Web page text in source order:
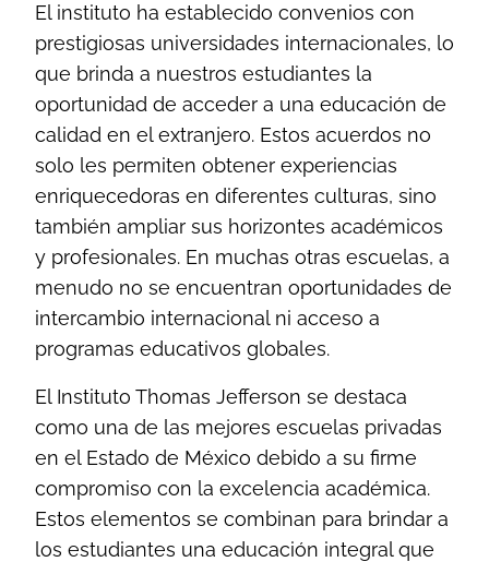
El instituto ha establecido convenios con
prestigiosas universidades internacionales, lo
que brinda a nuestros estudiantes la
oportunidad de acceder a una educación de
calidad en el extranjero. Estos acuerdos no
solo les permiten obtener experiencias
enriquecedoras en diferentes culturas, sino
también ampliar sus horizontes académicos
y profesionales. En muchas otras escuelas, a
menudo no se encuentran oportunidades de
intercambio internacional ni acceso a
programas educativos globales.
El Instituto Thomas Jefferson se destaca
como una de las mejores escuelas privadas
en el Estado de México debido a su firme
compromiso con la excelencia académica.
Estos elementos se combinan para brindar a
los estudiantes una educación integral que